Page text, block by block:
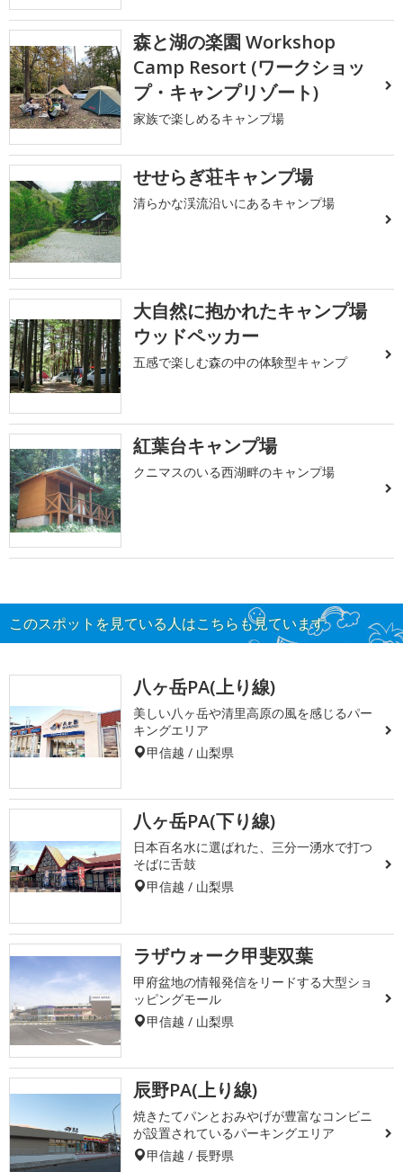
森と湖の楽園 Workshop
Camp Resort (ワークショッ
プ・キャンプリゾート)
家族で楽しめるキャンプ場
せせらぎ荘キャンプ場
清らかな渓流沿いにあるキャンプ場
大自然に抱かれたキャンプ場
ウッドペッカー
五感で楽しむ森の中の体験型キャンプ
紅葉台キャンプ場
クニマスのいる西湖畔のキャンプ場
このスポットを見ている人はこちらも見ています
八ヶ岳PA(上り線)
美しい八ヶ岳や清里高原の風を感じるパー
キングエリア
甲信越 / 山梨県
八ヶ岳PA(下り線)
日本百名水に選ばれた、三分一湧水で打つ
そばに舌鼓
甲信越 / 山梨県
ラザウォーク甲斐双葉
甲府盆地の情報発信をリードする大型ショ
ッピングモール
甲信越 / 山梨県
辰野PA(上り線)
焼きたてパンとおみやげが豊富なコンビニ
が設置されているパーキングエリア
甲信越 / 長野県